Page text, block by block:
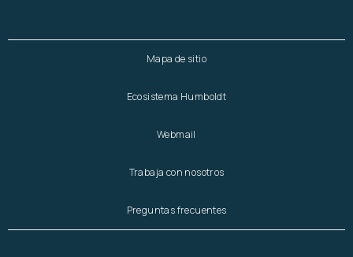
Mapa de sitio
Ecosistema Humboldt
Webmail
Trabaja con nosotros
Preguntas frecuentes